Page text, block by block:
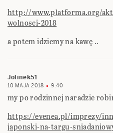
http://www.platforma.org/
wolnosci-2018
a potem idziemy na kawę ..
Jolinek51
10 MAJA 2018 9:40
my po rodzinnej naradzie
https://evenea.pl/imprezy/
japonski-na-targu-